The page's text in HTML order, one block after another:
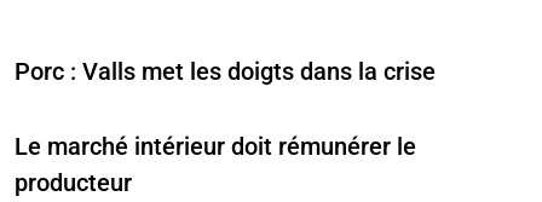
Porc : Valls met les doigts dans la crise
Le marché intérieur doit rémunérer le
producteur